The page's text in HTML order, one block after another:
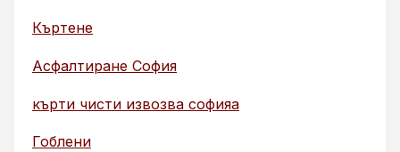
Къртене
Асфалтиране София
кърти чисти извозва софияа
Гоблени